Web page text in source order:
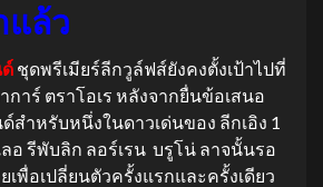
แล้ว
ชุดพรีเมียร์ลีกวูล์ฟส์ยังคงตั้งเป้าไปที่
การ์ ตราโอเร หลังจากยื่นข้อเสนอ
สำหรับหนึ่งในดาวเด่นของ ลีกเอิง 1
อ รีพับลิก ลอร์เรน บรูโน่ ลาจนั้นรอ
พื่อเปลี่ยนตัวครั้งแรกและครั้งเดียว